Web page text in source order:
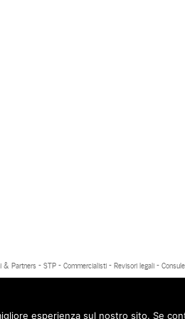
& Partners - STP - Commercialisti - Revisori legali -
esperienza sul nostro sito. Se